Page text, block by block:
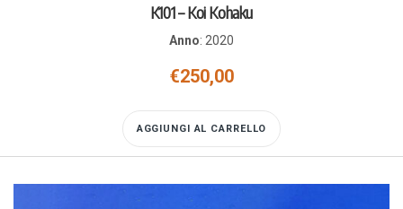
K101 – Koi Kohaku
Anno: 2020
€250,00
AGGIUNGI AL CARRELLO